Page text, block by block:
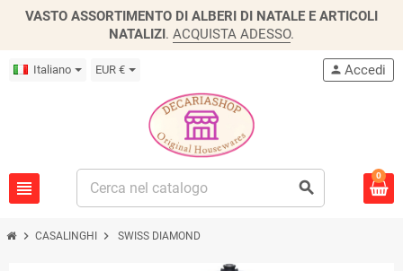
VASTO ASSORTIMENTO DI ALBERI DI NATALE E ARTICOLI
NATALIZI. ACQUISTA ADESSO.
Italiano EUR €
view_headline search
person Accedi
0
chevron_right CASALINGHI chevron_right SWISS DIAMOND